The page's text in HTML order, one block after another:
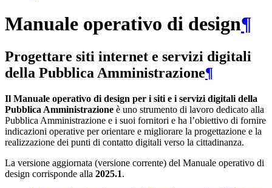
Manuale operativo di design¶
Progettare siti internet e servizi digitali
della Pubblica Amministrazione¶
Il Manuale operativo di design per i siti e i servizi digitali della
Pubblica Amministrazione è uno strumento di lavoro dedicato alla
Pubblica Amministrazione e i suoi fornitori e ha l’obiettivo di fornire
indicazioni operative per orientare e migliorare la progettazione e la
realizzazione dei punti di contatto digitali verso la cittadinanza.
La versione aggiornata (versione corrente) del Manuale operativo di
design corrisponde alla 2025.1.